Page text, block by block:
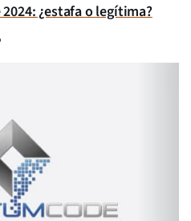
¿estafa o legítima?